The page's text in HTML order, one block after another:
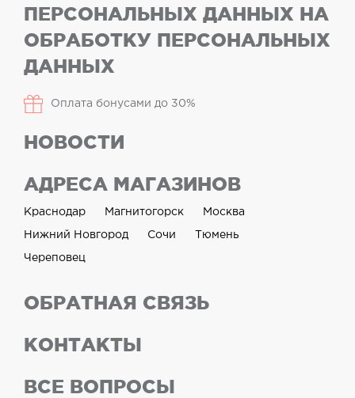
ПЕРСОНАЛЬНЫХ ДАННЫХ НА
ОБРАБОТКУ ПЕРСОНАЛЬНЫХ
ДАННЫХ
Оплата бонусами до 30%
НОВОСТИ
АДРЕСА МАГАЗИНОВ
Краснодар Магнитогорск Москва
Нижний Новгород Сочи Тюмень
Череповец
ОБРАТНАЯ СВЯЗЬ
КОНТАКТЫ
ВСЕ ВОПРОСЫ